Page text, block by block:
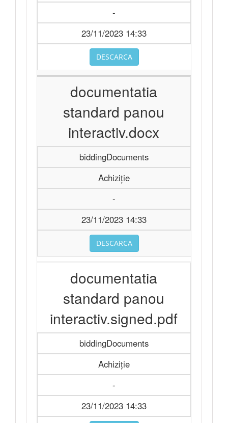
-
23/11/2023 14:33
DESCARCA
documentatia
standard panou
interactiv.docx
biddingDocuments
Achiziție
-
23/11/2023 14:33
DESCARCA
documentatia
standard panou
interactiv.signed.pdf
biddingDocuments
Achiziție
-
23/11/2023 14:33